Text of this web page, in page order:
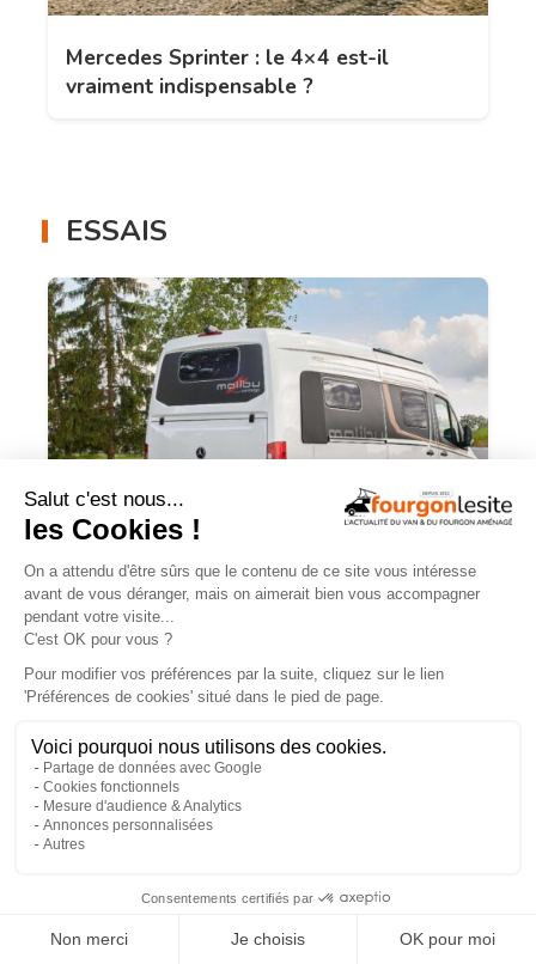
Mercedes Sprinter : le 4×4 est-il
vraiment indispensable ?
ESSAIS
Malibu Genius : un fourgon Mercedes
qui ne ressemble à aucun autre